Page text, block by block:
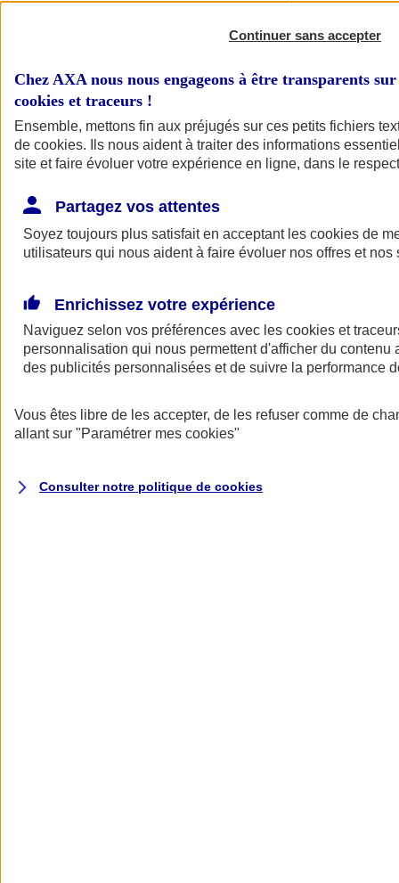
AXA Assurance
Continuer sans accepter
Chez AXA nous nous engageons à être transparents
cookies et traceurs !
Ensemble, mettons fin aux préjugés sur ces petits fichiers
de cookies. Ils nous aident à traiter des informations
site et faire évoluer votre expérience en ligne, dans le
Partagez vos attentes
Soyez toujours plus satisfait en acceptant les cookies de
utilisateurs qui nous aident à faire évoluer nos offres et nos
Enrichissez votre expérience
Naviguez selon vos préférences avec les cookies et
personnalisation qui nous permettent d'afficher du contenu
des publicités personnalisées et de suivre la performance
Vous êtes libre de les accepter, de les refuser comme de
allant sur "Paramétrer mes cookies"
Consulter notre politique de cookies